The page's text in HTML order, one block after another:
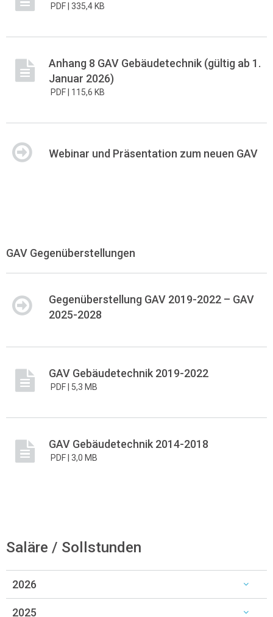
PDF | 335,4 KB
Anhang 8 GAV Gebäudetechnik (gültig ab 1.
Januar 2026)
PDF | 115,6 KB
Webinar und Präsentation zum neuen GAV
GAV Gegenüberstellungen
Gegenüberstellung GAV 2019-2022 – GAV
2025-2028
GAV Gebäudetechnik 2019-2022
PDF | 5,3 MB
GAV Gebäudetechnik 2014-2018
PDF | 3,0 MB
Saläre / Sollstunden
2026
2025